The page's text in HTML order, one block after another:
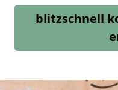
blitzschnell